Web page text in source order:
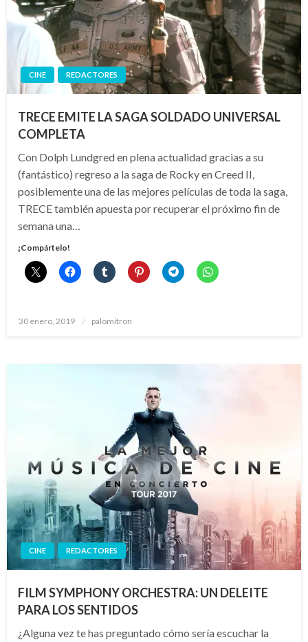
CINE REDACTORES
TRECE EMITE LA SAGA SOLDADO UNIVERSAL
COMPLETA
Con Dolph Lundgred en plena actualidad gracias a su
(fantástico) regreso a la saga de Rocky en Creed II,
posiblemente una de las mejores películas de toda la saga,
TRECE también apuesta por recuperar el próximo fin de
semana una…
¡Compártelo!
Publicado
30 enero, 2019 palomitron
CINE REDACTORES
FILM SYMPHONY ORCHESTRA: UN DELEITE
PARA LOS SENTIDOS
¿Alguna vez te has preguntado cómo sería escuchar la